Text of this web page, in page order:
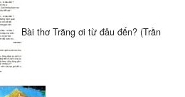
Bài thơ Trăng ơi từ đâu đến? (Trần